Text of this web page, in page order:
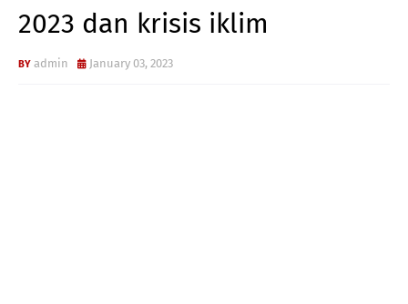
2023 dan krisis iklim
admin January 03, 2023